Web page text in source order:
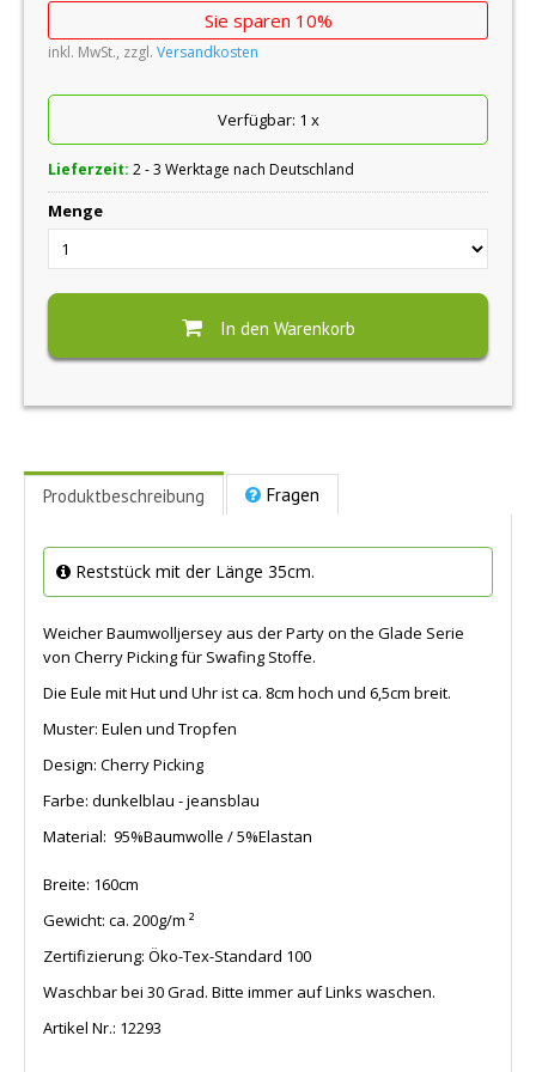
Sie sparen 10%
inkl. MwSt., zzgl.Versandkosten
Verfügbar: 1 x
Lieferzeit:2 - 3 Werktage nach Deutschland
Menge
In den Warenkorb
Produktbeschreibung Fragen
Reststück mit der Länge 35cm.
Weicher Baumwolljersey aus der Party on the Glade Serie
von Cherry Picking für Swafing Stoffe.
Die Eule mit Hut und Uhr ist ca. 8cm hoch und 6,5cm breit.
Muster: Eulen und Tropfen
Design: Cherry Picking
Farbe: dunkelblau - jeansblau
Material: 95%Baumwolle / 5%Elastan
Breite: 160cm
Gewicht: ca. 200g/m ²
Zertifizierung: Öko-Tex-Standard 100
Waschbar bei 30 Grad. Bitte immer auf Links waschen.
Artikel Nr.: 12293